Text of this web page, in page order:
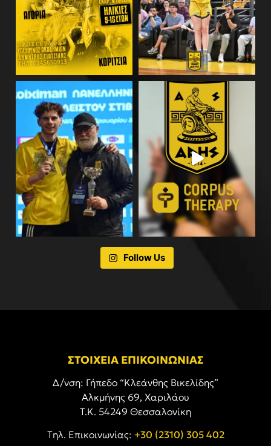
Follow Us
ΣΤΟΙΧΕΙΑ ΕΠΙΚΟΙΝΩΝΙΑΣ
Δ/νση: Γήπεδο “Κλεάνθης Βικελίδης”
Αλκμήνης 69, Χαριλάου
Τ.Κ. 54249 Θεσσαλονίκη
Tηλ. Επικοινωνίας: +30 (2310) 305 402